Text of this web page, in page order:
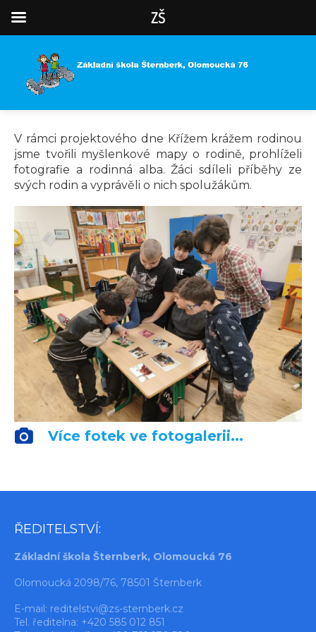
V rámci projektového dne Křížem krážem rodinou
jsme tvořili myšlenkové mapy o rodině, prohlíželi
fotografie a rodinná alba. Žáci sdíleli příběhy ze
svých rodin a vyprávěli o nich spolužákům.
Více fotek ve fotogalerii...
ŘEDITELSTVÍ:
Základní škola Šternberk, Olomoucká 76
Olomoucká 2098/76, 78501 Šternberk
E-mail: reditelstvi@zs-sternberk.cz
Tel. ředitelna: +420 585 012 851
ZŠ